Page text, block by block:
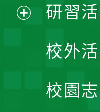
研習
校外
校園